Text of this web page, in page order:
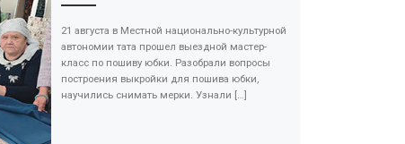
21 августа в Местной национально-культурной
автономии тата прошел выездной мастер-
класс по пошиву юбки. Разобрали вопросы
построения выкройки для пошива юбки,
научились снимать мерки. Узнали […]